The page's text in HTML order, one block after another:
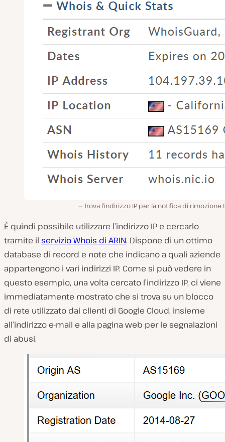
Trova l’indirizzo IP per la notifica di rimozione
È quindi possibile utilizzare l’indirizzo IP e cercarlo
tramite il servizio Whois di ARIN. Dispone di un ottimo
database di record e note che indicano a quali aziende
appartengono i vari indirizzi IP. Come si può vedere in
questo esempio, una volta cercato l’indirizzo IP, ci viene
immediatamente mostrato che si trova su un blocco
di rete utilizzato dai clienti di Google Cloud, insieme
all’indirizzo e-mail e alla pagina web per le segnalazioni
di abusi.